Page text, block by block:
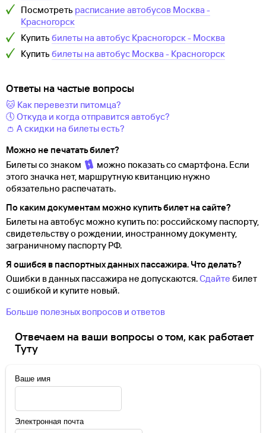
Посмотреть расписание автобусов Москва -
Красногорск
Купить билеты на автобус Красногорск - Москва
Купить билеты на автобус Москва - Красногорск
Ответы на частые вопросы
🐱 Как перевезти питомца?
🕔 Откуда и когда отправится автобус?
👛 А скидки на билеты есть?
Можно не печатать билет?
Билеты со знаком
можно показать со смартфона. Если
этого значка нет, маршрутную квитанцию нужно
обязательно распечатать.
По каким документам можно купить билет на сайте?
Билеты на автобус можно купить по: российскому паспорту,
свидетельству о рождении, иностранному документу,
заграничному паспорту РФ.
Я ошибся в паспортных данных пассажира. Что делать?
Ошибки в данных пассажира не допускаются.Сдайте билет
с ошибкой и купите новый.
Больше полезных вопросов и ответов
Отвечаем на ваши вопросы о том, как работает
Туту
Ваше имя
Электронная почта